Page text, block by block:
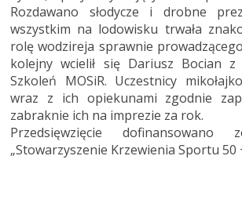
Rozdawano słodycze i drobne
wszystkim na lodowisku trwała
rolę wodzireja sprawnie
kolejny wcielił się Dariusz Bocian
Szkoleń MOSiR. Uczestnicy
wraz z ich opiekunami zgodnie
zabraknie ich na imprezie za rok.
Przedsięwzięcie
„Stowarzyszenie Krzewienia Sportu 50